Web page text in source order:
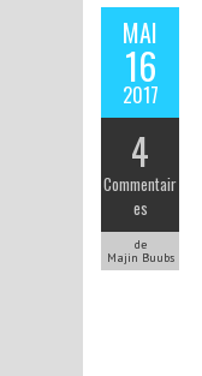
MAI
16
2017
4
Commentair
es
de
Majin Buubs